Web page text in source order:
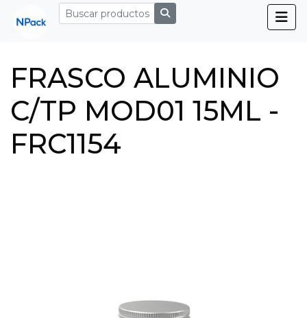
FRASCO ALUMINIO
C/TP MOD01 15ML -
FRC1154